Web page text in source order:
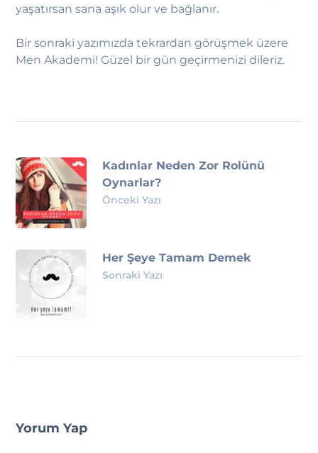
yaşatırsan sana aşık olur ve bağlanır.
Bir sonraki yazımızda tekrardan görüşmek üzere
Men Akademi! Güzel bir gün geçirmenizi dileriz.
Kadınlar Neden Zor Rolünü
Oynarlar?
Önceki Yazı
Her Şeye Tamam Demek
Sonraki Yazı
Yorum Yap